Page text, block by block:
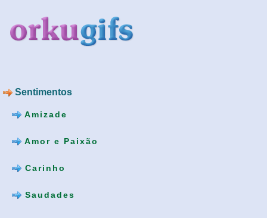
Sentimentos
Amizade
Amor e Paixão
Carinho
Saudades